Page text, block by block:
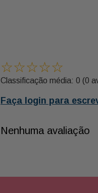
☆☆☆☆☆
Classificação média: 0 (0
Faça login para
Nenhuma avaliação